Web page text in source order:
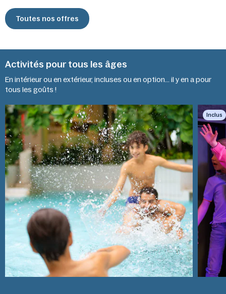
Toutes nos offres
Activités pour tous les âges
En intérieur ou en extérieur, incluses ou en option... il y en a pour
tous les goûts !
Aquafun
Inclus